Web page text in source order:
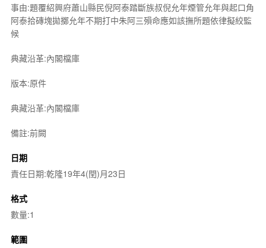
事由:題覆紹興府蕭山縣民倪阿泰踏斷族叔倪允年煙管允年與起口角
阿泰拾磚塊拋擲允年不期打中朱阿三殞命應如該撫所題依律擬絞監
候
典藏沿革:內閣檔庫
版本:原件
典藏沿革:內閣檔庫
備註:前闕
日期
責任日期:乾隆19年4(閏)月23日
格式
數量:1
範圍